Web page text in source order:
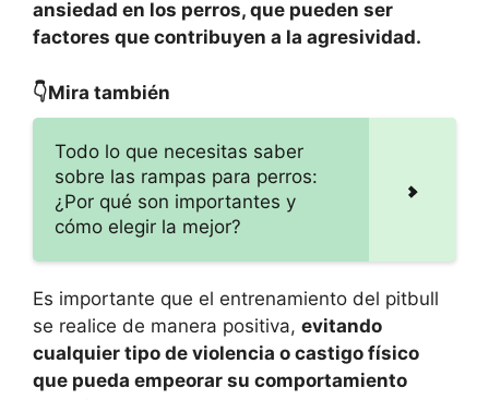
ansiedad en los perros, que pueden ser
factores que contribuyen a la agresividad.
👇Mira también
Todo lo que necesitas saber
sobre las rampas para perros:
¿Por qué son importantes y
cómo elegir la mejor?
Es importante que el entrenamiento del pitbull
se realice de manera positiva, evitando
cualquier tipo de violencia o castigo físico
que pueda empeorar su comportamiento